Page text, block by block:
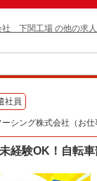
社 下関工場 の他の求
社員
シング株式会社（お仕
経験OK！自転